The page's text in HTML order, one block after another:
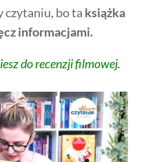
czytaniu, bo ta książka
informacjami.
do recenzji filmowej.